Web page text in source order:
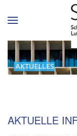
AKTUELLE